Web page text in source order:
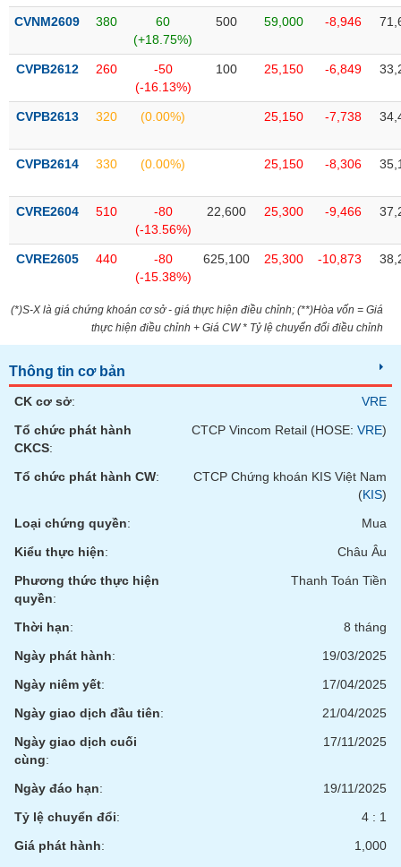
CVNM2609 380
60
(+18.75%)
500 59,000 -8,946
CVPB2612 260
-50
(-16.13%)
100 25,150 -6,849
CVPB2613 320 (0.00%) 25,150 -7,738
CVPB2614 330 (0.00%) 25,150 -8,306
CVRE2604 510
-80
(-13.56%)
22,600 25,300 -9,466
CVRE2605 440
-80
(-15.38%)
625,100 25,300 -10,873
(*)S-X là giá chứng khoán cơ sở - giá thực hiện điều chỉnh; (**)Hòa vốn = Giá
thực hiện điều chỉnh + Giá CW * Tỷ lệ chuyển đổi điều chỉnh
Thông tin cơ bản
CK cơ sở:
VRE
Tổ chức phát hành
CKCS:
CTCP Vincom Retail (HOSE: VRE)
Tổ chức phát hành CW:
CTCP Chứng khoán KIS Việt Nam
(KIS)
Loại chứng quyền:
Mua
Kiểu thực hiện:
Châu Âu
Phương thức thực hiện
quyền:
Thanh Toán Tiền
Thời hạn:
8 tháng
Ngày phát hành:
19/03/2025
Ngày niêm yết:
17/04/2025
Ngày giao dịch đầu tiên:
21/04/2025
Ngày giao dịch cuối
cùng:
17/11/2025
Ngày đáo hạn:
19/11/2025
Tỷ lệ chuyển đổi:
4 : 1
Giá phát hành: 1,000
chính
Công
cụ
tư
thông
chính
Dữ
liệu